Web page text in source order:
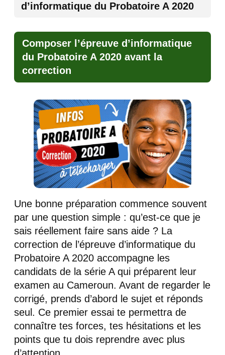
d’informatique du Probatoire A 2020
Composer l’épreuve d’informatique
du Probatoire A 2020 avant la
correction
Une bonne préparation commence souvent
par une question simple : qu’est-ce que je
sais réellement faire sans aide ? La
correction de l’épreuve d’informatique du
Probatoire A 2020 accompagne les
candidats de la série A qui préparent leur
examen au Cameroun. Avant de regarder le
corrigé, prends d’abord le sujet et réponds
seul. Ce premier essai te permettra de
connaître tes forces, tes hésitations et les
points que tu dois reprendre avec plus